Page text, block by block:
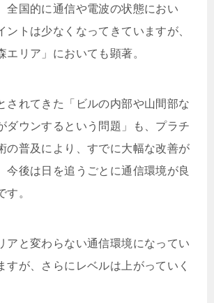
全国的に通信や電波の状態におい
ントは少なくなってきていますが、
エリア」においても顕著。
されてきた「ビルの内部や山間部な
ダウンするという問題」も、プラチ
の普及により、すでに大幅な改善が
今後は日を追うごとに通信環境が良
す。
アと変わらない通信環境になってい
すが、さらにレベルは上がっていく